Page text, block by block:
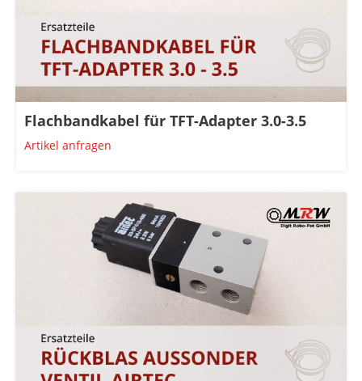
Flachbandkabel für TFT-Adapter 3.0-3.5
Artikel anfragen